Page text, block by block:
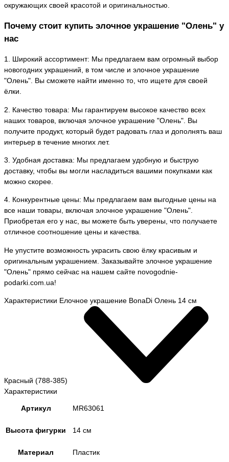
окружающих своей красотой и оригинальностью.
Почему стоит купить элочное украшение "Олень" у
нас
1. Широкий ассортимент: Мы предлагаем вам огромный выбор
новогодних украшений, в том числе и элочное украшение
"Олень". Вы сможете найти именно то, что ищете для своей
ёлки.
2. Качество товара: Мы гарантируем высокое качество всех
наших товаров, включая элочное украшение "Олень". Вы
получите продукт, который будет радовать глаз и дополнять ваш
интерьер в течение многих лет.
3. Удобная доставка: Мы предлагаем удобную и быструю
доставку, чтобы вы могли насладиться вашими покупками как
можно скорее.
4. Конкурентные цены: Мы предлагаем вам выгодные цены на
все наши товары, включая элочное украшение "Олень".
Приобретая его у нас, вы можете быть уверены, что получаете
отличное соотношение цены и качества.
Не упустите возможность украсить свою ёлку красивым и
оригинальным украшением. Заказывайте элочное украшение
"Олень" прямо сейчас на нашем сайте novogodnie-
podarki.com.ua!
Характеристики Елочное украшение BonaDi Олень 14 см
Красный (788-385)
Характеристики
Артикул MR63061
Высота фигурки 14 см
Материал Пластик